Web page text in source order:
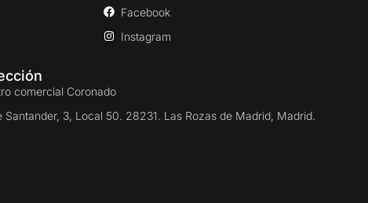
Facebook
Instagram
comercial Coronado
Santander, 3, Local 50. 28231. Las Rozas de Madrid, Madrid.